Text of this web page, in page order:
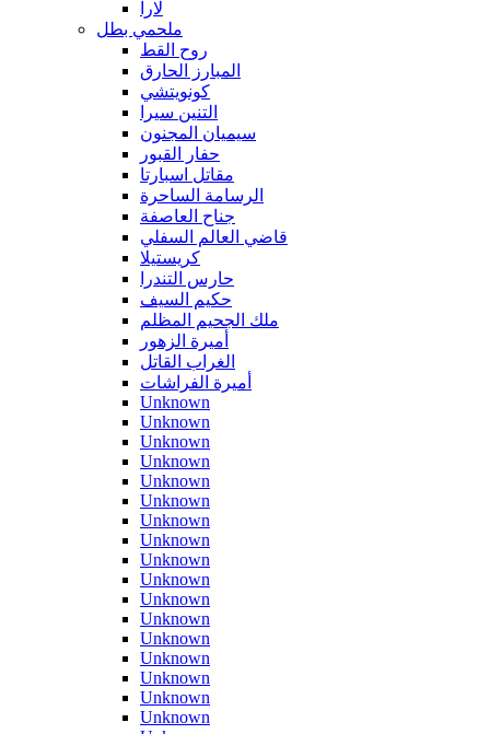
لارا
ملحمي بطل
روح القط
المبارز الحارق
كونويتشي
التنين سيرا
سيميان المجنون
حفار القبور
مقاتل اسبارتا
الرسامة الساحرة
جناح العاصفة
قاضي العالم السفلي
كريستيلا
حارس التندرا
حكيم السيف
ملك الجحيم المظلم
أميرة الزهور
الغراب القاتل
أميرة الفراشات
Unknown
Unknown
Unknown
Unknown
Unknown
Unknown
Unknown
Unknown
Unknown
Unknown
Unknown
Unknown
Unknown
Unknown
Unknown
Unknown
Unknown